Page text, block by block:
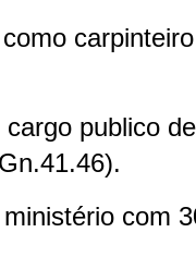
publico
com